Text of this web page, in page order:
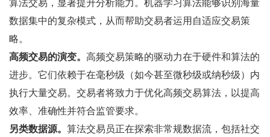
算法交易，显著提升分析能力。机器学习算法能够识别海量
数据集中的复杂模式，从而帮助交易者运用自适应交易策
略。
高频交易的演变。 高频交易策略的驱动力在于硬件和算法的
进步。它们依赖于在毫秒级（如今甚至微秒级或纳秒级）内
执行大量交易。交易者将致力于优化高频交易算法，以提高
效率、准确性并符合监管要求。
另类数据源。 算法交易员正在探索非常规数据流，包括社交